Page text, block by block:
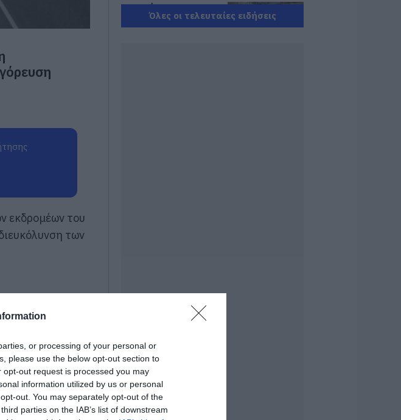
or processing of your personal or
please use the below opt-out section to
out request is processed you may
information utilized by us or personal
out. You may separately opt-out of the
parties on the IAB’s list of downstream
εκδρομέων του
των
Τροχαίο με
αυτοκίνητο μεγάλου
δήμου στην Εύβοια
Συναγερμός στην
Εύβοια: Στιγμές
επιβάτες
07.08.2026 | 11:15
Έκτακτη διακοπή
νερού τώρα στην
παραλία Αυλίδας
Όλες οι τελευταίες ειδήσεις